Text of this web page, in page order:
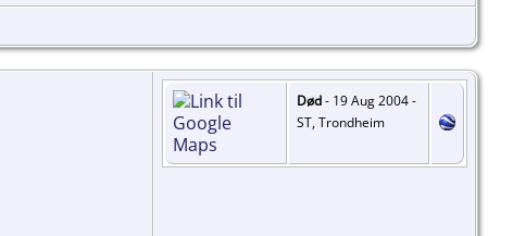
Død- 19 Aug 2004 -
ST, Trondheim